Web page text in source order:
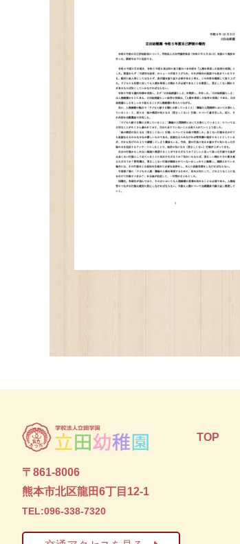
〒861-8006
熊本市北区龍田6丁目12-1
TEL:096-338-7320
TOP